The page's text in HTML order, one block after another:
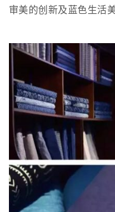
审美的创新及蓝色生活